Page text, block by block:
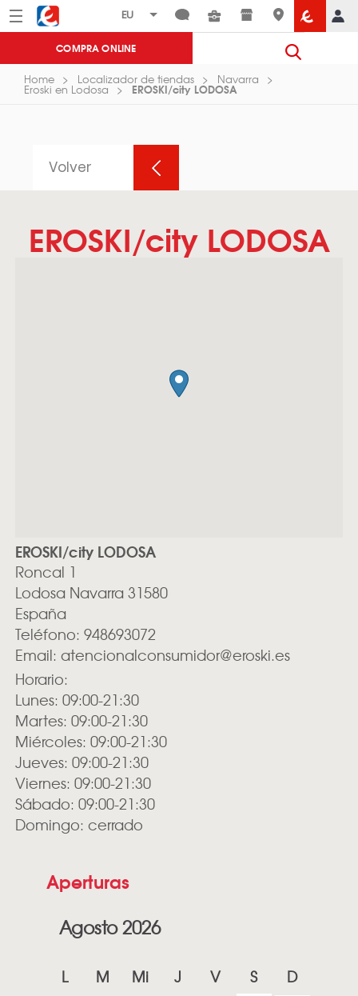
Menú Eroski
COMPRA ONLINE
Home Localizador de tiendas Navarra
Eroski en Lodosa EROSKI/city LODOSA
Volver
EROSKI/city LODOSA
EROSKI/city LODOSA
Roncal 1
Lodosa Navarra 31580
España
Teléfono: 948693072
Email: atencionalconsumidor@eroski.es
Horario:
Lunes: 09:00-21:30
Martes: 09:00-21:30
Miércoles: 09:00-21:30
Jueves: 09:00-21:30
Viernes: 09:00-21:30
Sábado: 09:00-21:30
Domingo: cerrado
Aperturas
Agosto 2026
L M Mi J V S D